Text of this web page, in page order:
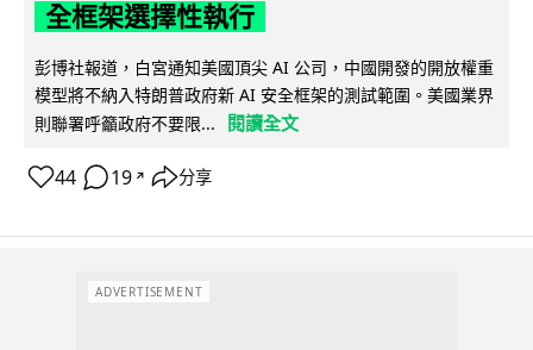
全框架選擇性執行
彭博社報道，白宮通知美國頂尖 AI 公司，中國開發的開放權重
模型將不納入特朗普政府新 AI 安全框架的測試範圍。美國業界
則聯署呼籲政府不要限...
閱讀全文
44 19 ↗ 分享
ADVERTISEMENT